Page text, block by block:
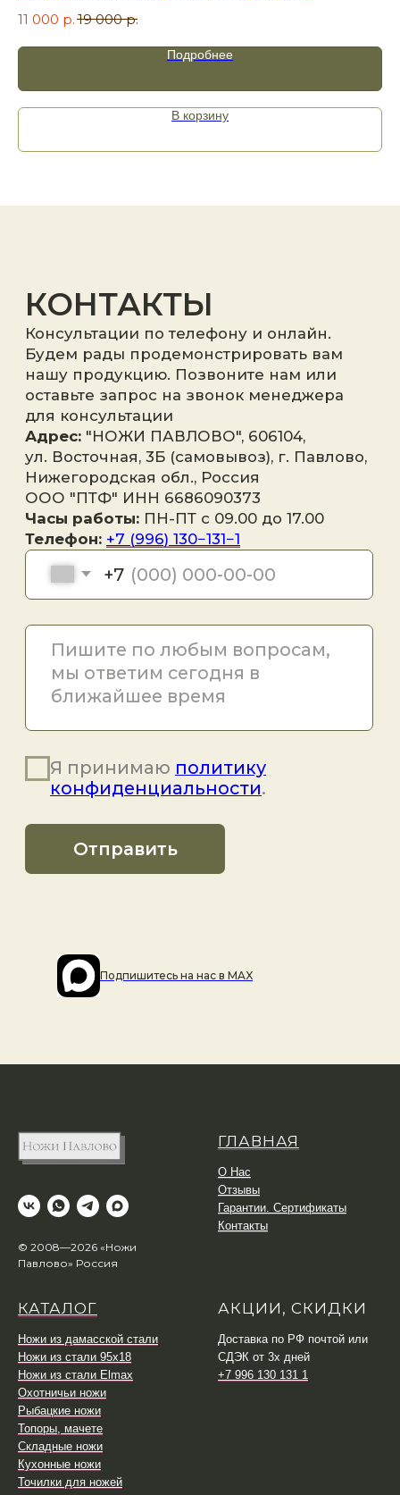
11 000 р. 19 000 р.
Подробнее
В корзину
политику
Подпишитесь на наc в MAX
© 2008—2026 «Ножи
Павлово» Россия
ГЛАВНАЯ
О Нас
Отзывы
Гарантии. Сертификаты
Контакты
КАТАЛОГ
Ножи из дамасской стали
Ножи из стали 95х18
Ножи из стали Elmax
Охотничьи ножи
Рыбацкие ножи
Топоры, мачете
Складные ножи
Кухонные ножи
Точилки для ножей
АКЦИИ, СКИДКИ
Доставка по РФ почтой или
СДЭК от 3х дней
+7 996 130 131 1